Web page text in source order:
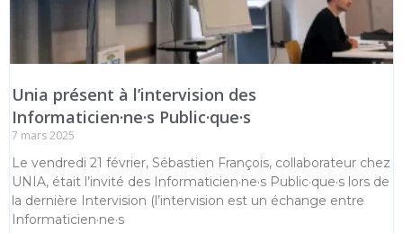
Unia présent à l’intervision des
Informaticien·ne·s Public·que·s
7 mars 2025
Le vendredi 21 février, Sébastien François, collaborateur chez
UNIA, était l’invité des Informaticien·ne·s Public·que·s lors de
la dernière Intervision (l’intervision est un échange entre
Informaticien·ne·s